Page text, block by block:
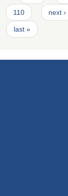
110 next ›
last »